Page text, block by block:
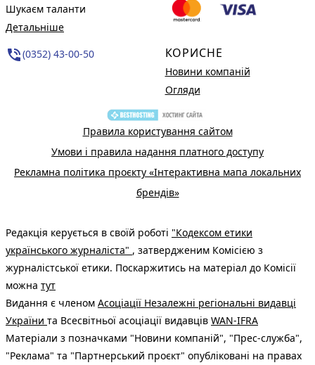
Шукаєм таланти
Детальніше
phone_in_talk(0352) 43-00-50 КОРИСНЕ
Новини компаній
Огляди
Правила користування сайтом
Умови і правила надання платного доступу
Рекламна політика проєкту «Інтерактивна мапа локальних
брендів»
Редакція керується в своїй роботі "Кодексом етики
українського журналіста" , затвердженим Комісією з
журналістської етики. Поскаржитись на матеріал до Комісії
можна тут
Видання є членом Асоціації Незалежні регіональні видавці
України та Всесвітньої асоціації видавців WAN-IFRA
Матеріали з позначками "Новини компаній", "Прес-служба",
"Реклама" та "Партнерський проєкт" опубліковані на правах